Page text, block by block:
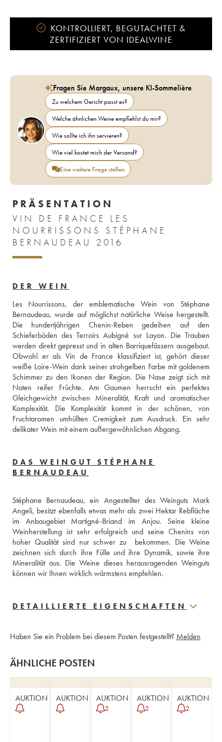
KONTROLLIERT, BEGUTACHTET &
ZERTIFIZIERT VON IDEALWINE
Fragen Sie Margaux, unsere KI-Sommelière
Zu welchem Gericht passt es?
Welche ähnlichen Weine empfiehlst du mir?
Wie sollte ich ihn servieren?
Wie viel kostet mich der Versand?
Eine weitere Frage stellen
PRÄSENTATION
VIN DE FRANCE LES
NOURRISSONS STÉPHANE
BERNAUDEAU 2016
DER WEIN
Les Nourrissons, der emblematische Wein von Stéphane
Bernaudeau, wurde auf möglichst natürliche Weise hergestellt.
Die hundertjährigen Chenin-Reben gedeihen auf den
Schieferböden des Terroirs Aubigné sur Layon. Die Trauben
werden direkt gepresst und in alten Barriquefässern ausgebaut.
Obwohl er als Vin de France klassifiziert ist, gehört dieser
weiße Loire-Wein dank seiner strohgelben Farbe mit goldenem
Schimmer zu den Ikonen der Region. Die Nase zeigt sich mit
Noten reifer Früchte. Am Gaumen herrscht ein perfektes
Gleichgewicht zwischen Mineralität, Kraft und aromatischer
Komplexität. Die Komplexität kommt in der schönen, von
Fruchtaromen umhüllten Cremigkeit zum Ausdruck. Ein sehr
delikater Wein mit einem außergewöhnlichen Abgang.
DAS WEINGUT STÉPHANE
BERNAUDEAU
Stéphane Bernaudeau, ein Angestellter des Weinguts Mark
Angeli, besitzt ebenfalls etwas mehr als zwei Hektar Rebfläche
im Anbaugebiet Martigné-Briand im Anjou. Seine kleine
Weinherstellung ist sehr erfolgreich und seine Chenins von
hoher Qualität sind nur schwer zu  bekommen. Die Weine
zeichnen sich durch ihre Fülle und ihre Dynamik, sowie ihre
Mineralität aus. Die Weine dieses herausragenden Weinguts
können wir Ihnen wirklich wärmstens empfehlen.
DETAILLIERTE EIGENSCHAFTEN
Haben Sie ein Problem bei diesem Posten festgestellt? Melden
ÄHNLICHE POSTEN
AUKTION AUKTION AUKTION
2
AUKTION
2
AUKTION
2